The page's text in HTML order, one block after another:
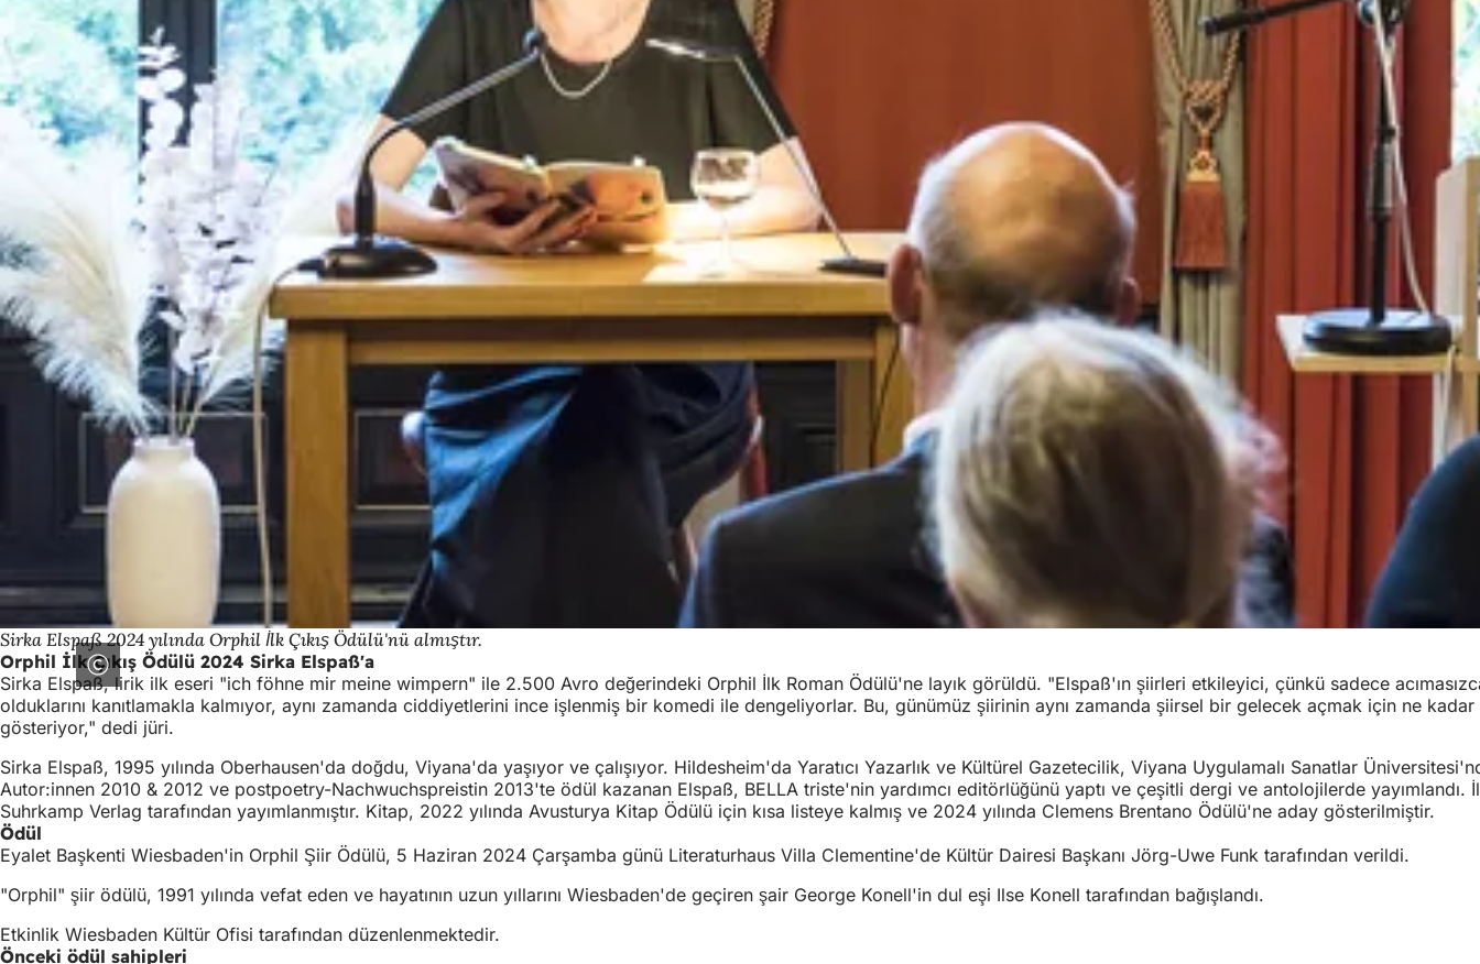
Sirka Elspaß 2024 yılında Orphil İlk Çıkış Ödülü'nü almıştır.
Orphil İlk Çıkış Ödülü 2024 Sirka Elspaß'a
Sirka Elspaß, lirik ilk eseri "ich föhne mir meine wimpern" ile 2.500 Avro değerindeki Orphil İlk Roman Ödülü'ne layık görüldü. "Elspaß'ın şiirleri etkileyici, çünkü sadece
olduklarını kanıtlamakla kalmıyor, aynı zamanda ciddiyetlerini ince işlenmiş bir komedi ile dengeliyorlar. Bu, günümüz şiirinin aynı zamanda şiirsel bir gelecek açmak için ne
gösteriyor," dedi jüri.
Sirka Elspaß, 1995 yılında Oberhausen'da doğdu, Viyana'da yaşıyor ve çalışıyor. Hildesheim'da Yaratıcı Yazarlık ve Kültürel Gazetecilik, Viyana Uygulamalı Sanatlar
Autor:innen 2010 & 2012 ve postpoetry-Nachwuchspreistin 2013'te ödül kazanan Elspaß, BELLA triste'nin yardımcı editörlüğünü yaptı ve çeşitli dergi ve antolojilerde
Suhrkamp Verlag tarafından yayımlanmıştır. Kitap, 2022 yılında Avusturya Kitap Ödülü için kısa listeye kalmış ve 2024 yılında Clemens Brentano Ödülü'ne aday gösterilmiştir.
Ödül
Eyalet Başkenti Wiesbaden'in Orphil Şiir Ödülü, 5 Haziran 2024 Çarşamba günü Literaturhaus Villa Clementine'de Kültür Dairesi Başkanı Jörg-Uwe Funk tarafından verildi.
"Orphil" şiir ödülü, 1991 yılında vefat eden ve hayatının uzun yıllarını Wiesbaden'de geçiren şair George Konell'in dul eşi Ilse Konell tarafından bağışlandı.
Etkinlik Wiesbaden Kültür Ofisi tarafından düzenlenmektedir.
Önceki ödül sahipleri